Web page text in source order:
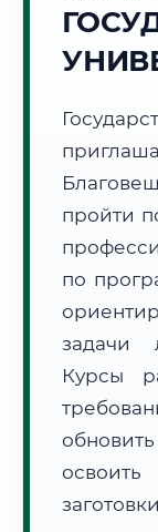
Погода
🌅
📍 Региональная
Тел. код:
Почтовые индексы:
Часовой пояс:
Формат учебы:
🗺️ Зона
пройти
по
задачи
Курсы
освоить